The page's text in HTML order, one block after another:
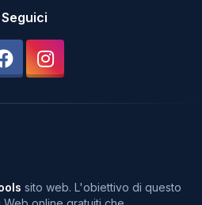
Seguici
sito web. L'obiettivo di questo